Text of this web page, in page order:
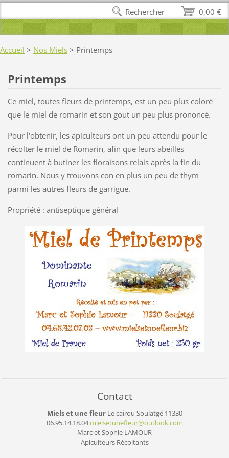
Accueil > Nos Miels > Printemps
Printemps
Ce miel, toutes fleurs de printemps, est un peu plus coloré
que le miel de romarin et son gout un peu plus prononcé.
Pour l'obtenir, les apiculteurs ont un peu attendu pour le
récolter le miel de Romarin, afin que leurs abeilles
continuent à butiner les floraisons relais après la fin du
romarin. Nous y trouvons con en plus un peu de thym
parmi les autres fleurs de garrigue.
Propriété : antiseptique général
Contact
Miels et une fleur Le cairou Soulatgé11330
06.95.14.18.04mielsetunefleur@outlook.com
Marc et Sophie LAMOUR
Apiculteurs Récoltants
0,00 €
Rechercher